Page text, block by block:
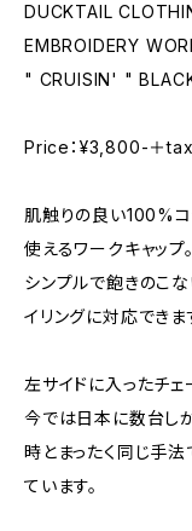
DUCKTAIL
EMBROIDERY
" CRUISIN' "
Price：¥3,800-＋tax
肌触りの良い100%コ
使えるワークキャップ。
シンプルで飽きのこ
イリングに対応できま
左サイドに入ったチェ
今では日本に数台し
時とまったく同じ手
ています。